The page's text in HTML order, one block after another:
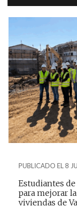
PUBLICADO EL 8
Estudiantes
para mejorar
viviendas de